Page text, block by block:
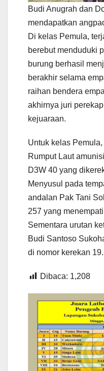
Budi Anugrah dan
mendapatkan
Di kelas Pemula,
berebut menduduki
burung berhasil
berakhir selama
raihan bendera
akhirnya juri
kejuaraan.
Untuk kelas
Rumput Laut
D3W 40 yang
Menyusul pada
andalan Pak Tani
257 yang
Sementara urutan
Budi Santoso
di nomor kerekan
Dibaca: 1,208